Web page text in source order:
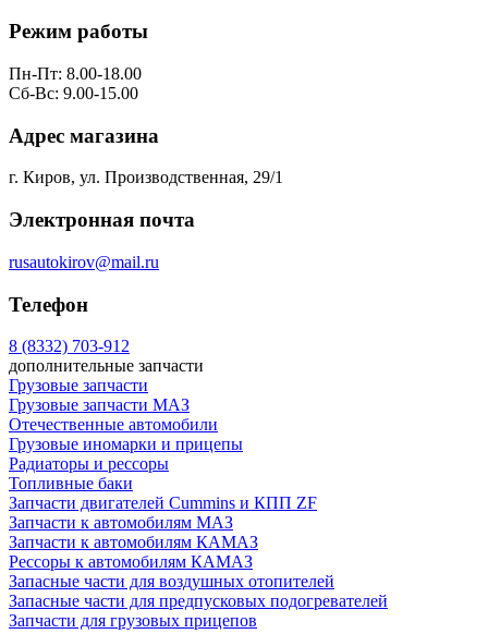
Режим работы
Пн-Пт: 8.00-18.00
Сб-Вс: 9.00-15.00
Адрес магазина
г. Киров, ул. Производственная, 29/1
Электронная почта
rusautokirov@mail.ru
Телефон
8 (8332) 703-912
дополнительные запчасти
Грузовые запчасти
Грузовые запчасти МАЗ
Отечественные автомобили
Грузовые иномарки и прицепы
Радиаторы и рессоры
Топливные баки
Запчасти двигателей Cummins и КПП ZF
Запчасти к автомобилям МАЗ
Запчасти к автомобилям КАМАЗ
Рессоры к автомобилям КАМАЗ
Запасные части для воздушных отопителей
Запасные части для предпусковых подогревателей
Запчасти для грузовых прицепов